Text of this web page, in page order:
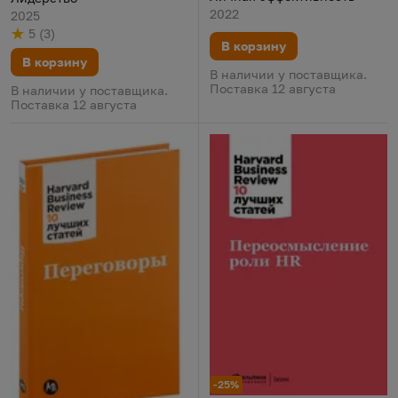
2025
Рейтинг
5
из 5 (
по результату
3
голосов)
В корзину
В наличии у поставщика.
Поставка 12 августа
2022
В корзину
В наличии у поставщика.
Поставка 12 августа
-25%